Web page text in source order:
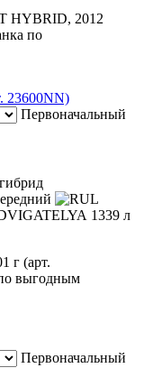
23600NN)
Первоначальный
гибрид
1339 л
Первоначальный